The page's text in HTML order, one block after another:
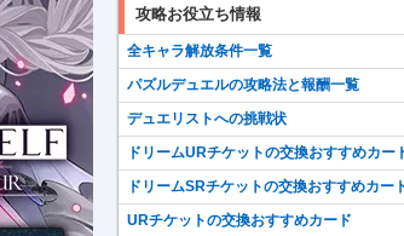
攻略お役立ち情報
全キャラ解放条件一覧
パズルデュエルの攻略法と報酬一覧
デュエリストへの挑戦状
ドリームURチケットの交換おすすめカー
ドリームSRチケットの交換おすすめカー
URチケットの交換おすすめカード